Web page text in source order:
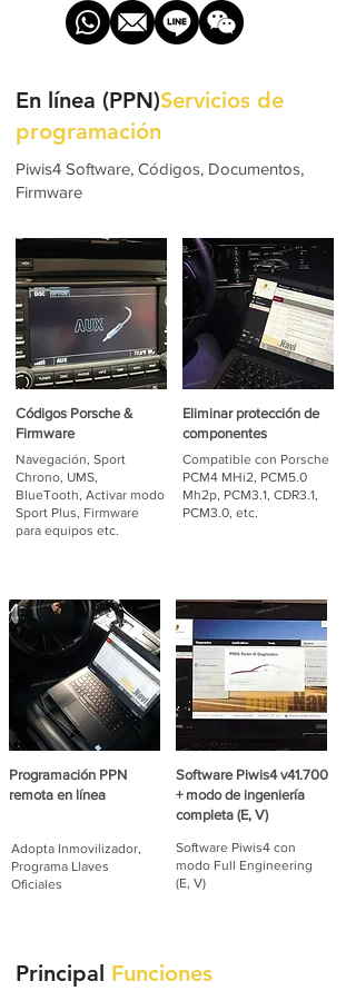
En línea (PPN)Servicios de
programación
Piwis4 Software, Códigos, Documentos,
Firmware
Códigos Porsche &
Firmware
Navegación, Sport
Chrono, UMS,
BlueTooth, Activar modo
Sport Plus, Firmware
para equipos etc.
Eliminar protección de
componentes
Compatible con Porsche
PCM4 MHi2, PCM5.0
Mh2p, PCM3.1, CDR3.1,
PCM3.0, etc.
Programación PPN
remota en línea
Adopta Inmovilizador,
Programa Llaves
Oficiales
Software Piwis4 v41.700
+ modo de ingeniería
completa (E, V)
Software Piwis4 con
modo Full Engineering
(E, V)
Principal Funciones